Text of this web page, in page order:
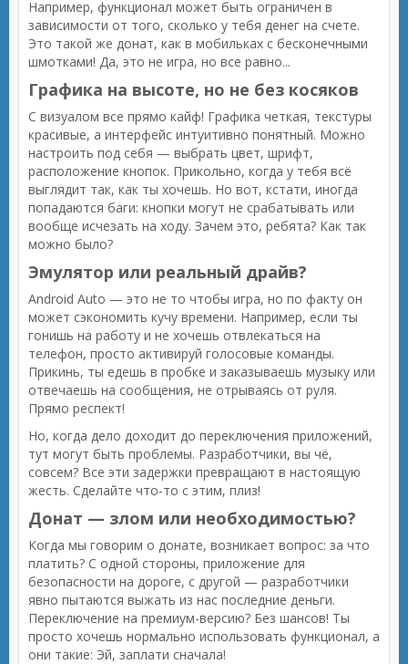
Например, функционал может быть ограничен в
зависимости от того, сколько у тебя денег на счете.
Это такой же донат, как в мобильках с бесконечными
шмотками! Да, это не игра, но все равно...
Графика на высоте, но не без косяков
С визуалом все прямо кайф! Графика четкая, текстуры
красивые, а интерфейс интуитивно понятный. Можно
настроить под себя — выбрать цвет, шрифт,
расположение кнопок. Прикольно, когда у тебя всё
выглядит так, как ты хочешь. Но вот, кстати, иногда
попадаются баги: кнопки могут не срабатывать или
вообще исчезать на ходу. Зачем это, ребята? Как так
можно было?
Эмулятор или реальный драйв?
Android Auto — это не то чтобы игра, но по факту он
может сэкономить кучу времени. Например, если ты
гонишь на работу и не хочешь отвлекаться на
телефон, просто активируй голосовые команды.
Прикинь, ты едешь в пробке и заказываешь музыку или
отвечаешь на сообщения, не отрываясь от руля.
Прямо респект!
Но, когда дело доходит до переключения приложений,
тут могут быть проблемы. Разработчики, вы чё,
совсем? Все эти задержки превращают в настоящую
жесть. Сделайте что-то с этим, плиз!
Донат — злом или необходимостью?
Когда мы говорим о донате, возникает вопрос: за что
платить? С одной стороны, приложение для
безопасности на дороге, с другой — разработчики
явно пытаются выжать из нас последние деньги.
Переключение на премиум-версию? Без шансов! Ты
просто хочешь нормально использовать функционал, а
они такие: Эй, заплати сначала!